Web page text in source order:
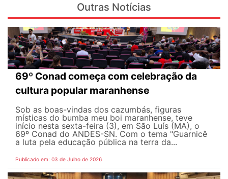
Outras Notícias
69º Conad começa com celebração da
cultura popular maranhense
Sob as boas-vindas dos cazumbás, figuras
místicas do bumba meu boi maranhense, teve
início nesta sexta-feira (3), em São Luís (MA), o
69º Conad do ANDES-SN. Com o tema "Guarnicê
a luta pela educação pública na terra da...
Publicado em: 03 de Julho de 2026